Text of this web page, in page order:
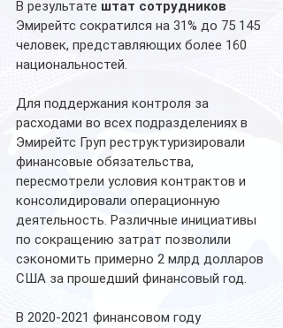
В результате штат сотрудников
Эмирейтс сократился на 31% до 75 145
человек, представляющих более 160
национальностей.
Для поддержания контроля за
расходами во всех подразделениях в
Эмирейтс Груп реструктуризировали
финансовые обязательства,
пересмотрели условия контрактов и
консолидировали операционную
деятельность. Различные инициативы
по сокращению затрат позволили
сэкономить примерно 2 млрд долларов
США за прошедший финансовый год.
В 2020-2021 финансовом году